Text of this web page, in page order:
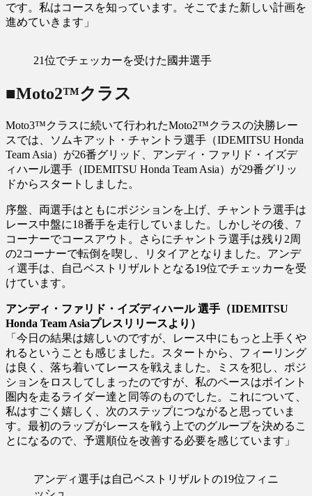
です。私はコースを知っています。そこでまた新しい計画を
進めていきます」
21位でチェッカーを受けた國井選手
■Moto2™クラス
Moto3™クラスに続いて行われたMoto2™クラスの決勝レー
スでは、ソムキアット・チャントラ選手（IDEMITSU Honda
Team Asia）が26番グリッド、アンディ・ファリド・イズデ
ィハール選手（IDEMITSU Honda Team Asia）が29番グリッ
ドからスタートしました。
序盤、両選手はともにポジションを上げ、チャントラ選手は
レース中盤に18番手を走行していました。しかしその後、7
コーナーでコースアウト。さらにチャントラ選手は残り2周
の2コーナーで転倒を喫し、リタイアとなりました。アンデ
ィ選手は、自己ベストリザルトとなる19位でチェッカーを受
けています。
アンディ・ファリド・イズディハール 選手（IDEMITSU
Honda Team Asiaプレスリリースより）
「今日の結果は嬉しいのですが、レース中にもっと上手くや
れるということも感じました。スタートから、フィーリング
は良く、落ち着いてレースを戦えました。ミスを犯し、ポジ
ションをロスしてしまったのですが、私のペースはポイント
圏内を走るライダー達と同等のものでした。これについて、
私はすごく嬉しく、次のステップにつながると思っていま
す。最初のラップがレースを戦う上でのグループを決めるこ
とになるので、予選順位を改善する必要を感じています」
アンディ選手は自己ベストリザルトの19位フィニ
ッシュ